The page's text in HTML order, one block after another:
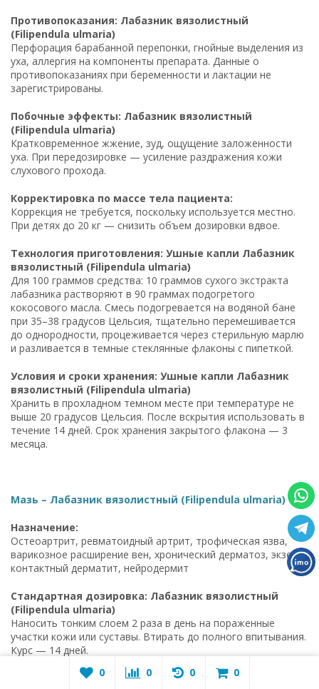
Противопоказания: Лабазник вязолистный
(Filipendula ulmaria)
Перфорация барабанной перепонки, гнойные выделения из
уха, аллергия на компоненты препарата. Данные о
противопоказаниях при беременности и лактации не
зарегистрированы.
Побочные эффекты: Лабазник вязолистный
(Filipendula ulmaria)
Кратковременное жжение, зуд, ощущение заложенности
уха. При передозировке — усиление раздражения кожи
слухового прохода.
Корректировка по массе тела пациента:
Коррекция не требуется, поскольку используется местно.
При детях до 20 кг — снизить объем дозировки вдвое.
Технология приготовления: Ушные капли Лабазник
вязолистный (Filipendula ulmaria)
Для 100 граммов средства: 10 граммов сухого экстракта
лабазника растворяют в 90 граммах подогретого
кокосового масла. Смесь подогревается на водяной бане
при 35–38 градусов Цельсия, тщательно перемешивается
до однородности, процеживается через стерильную марлю
и разливается в темные стеклянные флаконы с пипеткой.
Условия и сроки хранения: Ушные капли Лабазник
вязолистный (Filipendula ulmaria)
Хранить в прохладном темном месте при температуре не
выше 20 градусов Цельсия. После вскрытия использовать в
течение 14 дней. Срок хранения закрытого флакона — 3
месяца.
Мазь – Лабазник вязолистный (Filipendula ulmaria)
Назначение:
Остеоартрит, ревматоидный артрит, трофическая язва,
варикозное расширение вен, хронический дерматоз, экзема,
контактный дерматит, нейродермит
Стандартная дозировка: Лабазник вязолистный
(Filipendula ulmaria)
Наносить тонким слоем 2 раза в день на пораженные
участки кожи или суставы. Втирать до полного впитывания.
Курс — 14 дней.
Усиленная дозировка: Лабазник вязолистный
0 0 0 0